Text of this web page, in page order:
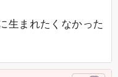
生まれたくなかった